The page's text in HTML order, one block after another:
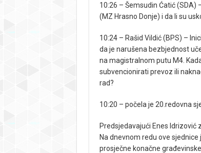
10:26 – Šemsudin Ćatić (SDA)
(MZ Hrasno Donje) i da li su
10:24 – Rašid Vildić (BPS) –
da je narušena bezbjednost
na magistralnom putu M4.
subvencionirati prevoz ili
rad?
10:20 – počela je 20.redovna
Predsjedavajući Enes Idrizović
Na dnevnom redu ove
prosječne konačne